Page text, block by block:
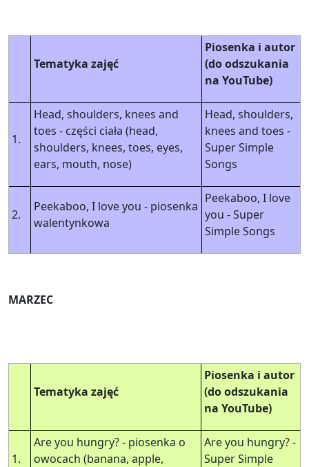
Tematyka zajęć
Piosenka i autor
(do odszukania
na YouTube)
1.
Head, shoulders, knees and
toes - części ciała (head,
shoulders, knees, toes, eyes,
ears, mouth, nose)
Head, shoulders,
knees and toes -
Super Simple
Songs
2.
Peekaboo, I love you - piosenka
walentynkowa
Peekaboo, I love
you - Super
Simple Songs
MARZEC
Tematyka zajęć
Piosenka i autor
(do odszukania
na YouTube)
1.
Are you hungry? - piosenka o
owocach (banana, apple,
Are you hungry? -
Super Simple